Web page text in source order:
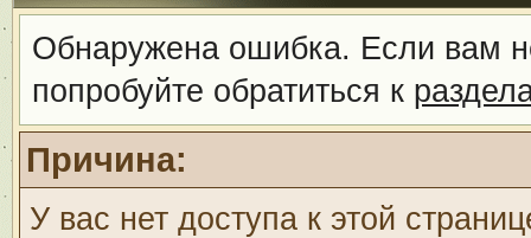
Обнаружена ошибка. Если вам
попробуйте обратиться к
Причина:
У вас нет доступа к этой